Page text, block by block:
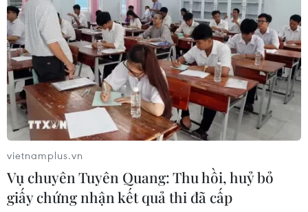
vietnamplus.vn
Vụ chuyên Tuyên Quang: Thu hồi, huỷ bỏ
giấy chứng nhận kết quả thi đã cấp